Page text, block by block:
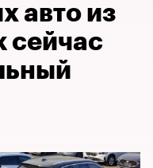
авто из
сейчас